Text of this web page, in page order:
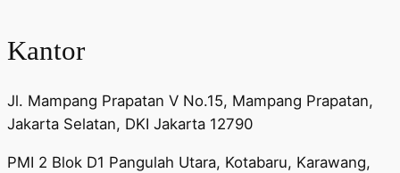
Kantor
Jl. Mampang Prapatan V No.15, Mampang Prapatan,
Jakarta Selatan, DKI Jakarta 12790
PMI 2 Blok D1 Pangulah Utara, Kotabaru, Karawang,